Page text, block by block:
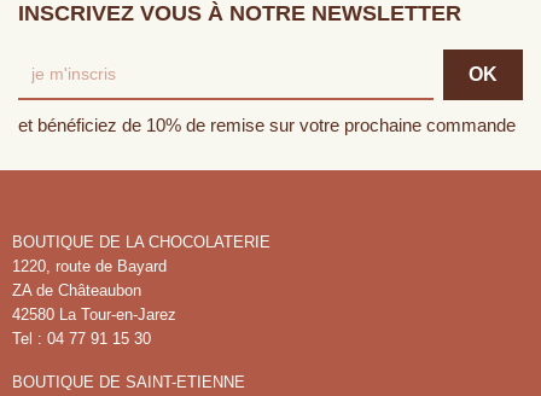
INSCRIVEZ VOUS À NOTRE NEWSLETTER
et bénéficiez de 10% de remise sur votre prochaine commande
BOUTIQUE DE LA CHOCOLATERIE
1220, route de Bayard
ZA de Châteaubon
42580 La Tour-en-Jarez
Tel : 04 77 91 15 30
BOUTIQUE DE SAINT-ETIENNE